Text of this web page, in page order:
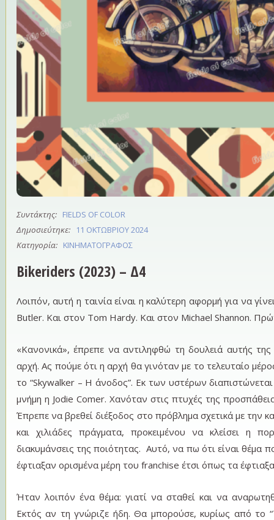
Συντάκτης: FIELDS OF COLOR
Δημοσιεύτηκε:
11 ΟΚΤΩΒΡΊΟΥ 2024
Κατηγορία: ΚΙΝΗΜΑΤΟΓΡΆΦΟΣ
Bikeriders (2023) – Δ4
Λοιπόν, αυτή η ταινία είναι η καλύτερη αφορμή για να
Butler. Και στον Tom Hardy. Και στον Michael Shannon.
«Κανονικά», έπρεπε να αντιληφθώ τη δουλειά αυτής
αρχή. Ας πούμε ότι η αρχή θα γινόταν με το τελευταίο
το “Skywalker – Η άνοδος”. Εκ των υστέρων
μνήμη η Jodie Comer. Χανόταν στις πτυχές της
Έπρεπε να βρεθεί διέξοδος στο πρόβλημα σχετικά με την
και χιλιάδες πράγματα, προκειμένου να κλείσει η
διακυμάνσεις της ποιότητας. Αυτό, να πω ότι είναι
έφτιαξαν ορισμένα μέρη του franchise έτσι όπως τα
Ήταν λοιπόν ένα θέμα: γιατί να σταθεί και να
Εκτός αν τη γνώριζε ήδη. Θα μπορούσε, κυρίως από το